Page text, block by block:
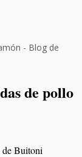
de pollo
de Buitoni